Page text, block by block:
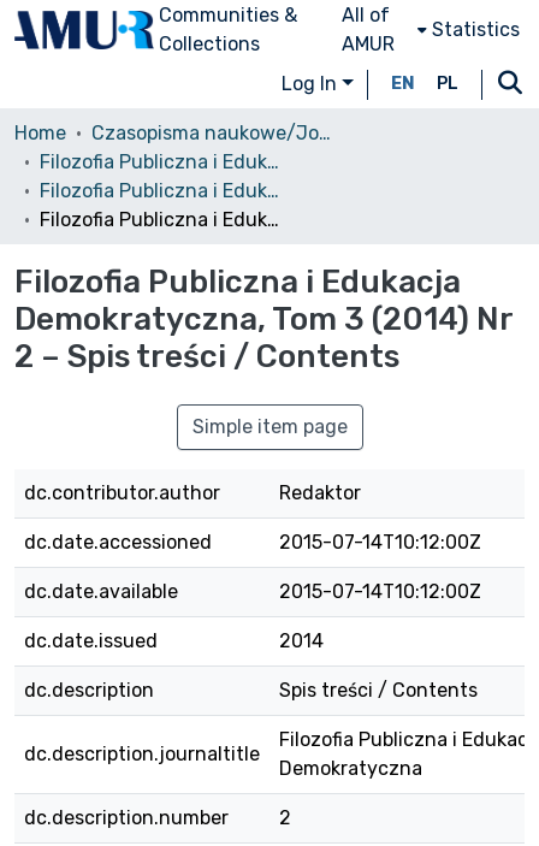
Communities &
Collections
All of
AMUR
Statistics
Log In EN PL
Home
Czasopisma naukowe/Journals
Filozofia Publiczna i Edukacja Demokratyczna
Filozofia Publiczna i Edukacja Demokratyczna, 2014, Tom 3 Nr 2
Filozofia Publiczna i Edukacja Demokratyczna, Tom 3 (2014) Nr 2 – Spis treści / Contents
Filozofia Publiczna i Edukacja
Demokratyczna, Tom 3 (2014) Nr
2 – Spis treści / Contents
Simple item page
dc.contributor.author Redaktor
dc.date.accessioned 2015-07-14T10:12:00Z
dc.date.available 2015-07-14T10:12:00Z
dc.date.issued 2014
dc.description Spis treści / Contents
dc.description.journaltitle
Filozofia Publiczna i
Demokratyczna
dc.description.number 2